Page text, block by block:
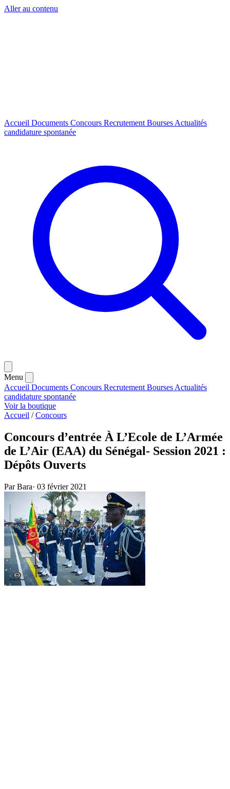
Aller au contenu
Accueil Documents Concours Recrutement Bourses Actualités
candidature spontanée
Menu
Accueil Documents Concours Recrutement Bourses Actualités
candidature spontanée
Voir la boutique
Accueil / Concours
Concours d’entrée À L’Ecole de L’Armée
de L’Air (EAA) du Sénégal- Session 2021 :
Dépôts Ouverts
Par Bara· 03 février 2021